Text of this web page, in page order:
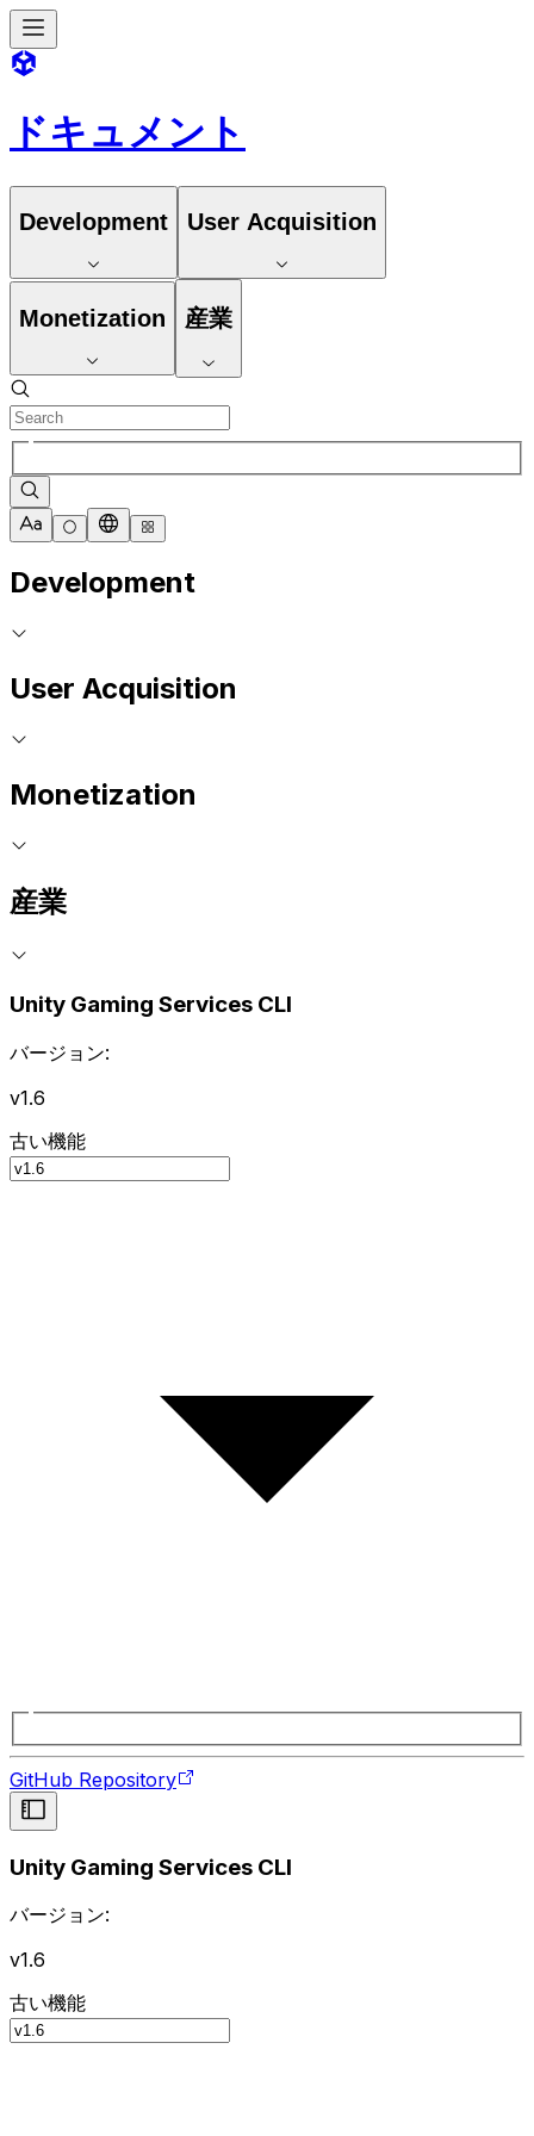
ドキュメント
Development User Acquisition
Monetization 産業
Development
User Acquisition
Monetization
産業
Unity Gaming Services CLI
バージョン:
v1.6
古い機能
GitHub Repository
Unity Gaming Services CLI
バージョン:
v1.6
古い機能